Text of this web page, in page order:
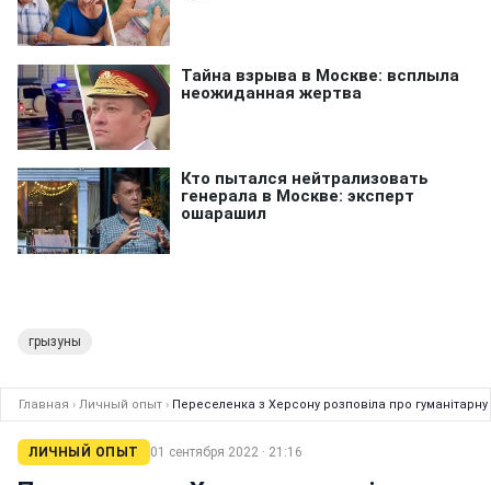
грызуны
Главная › Личный опыт › Переселенка з Херсону розповіла про
ЛИЧНЫЙ ОПЫТ 01 сентября 2022 · 21:16